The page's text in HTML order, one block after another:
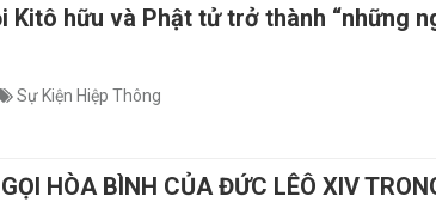
Kitô hữu và Phật tử trở thành “những
Sự Kiện Hiệp Thông
HÒA BÌNH CỦA ĐỨC LÊÔ XIV